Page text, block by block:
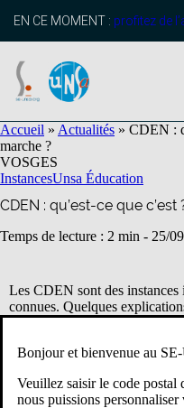
principal
EN CE MOMENT : profitez de
Accueil » Actualités » CDEN :
marche ?
VOSGES
InstancesUnsa Éducation
CDEN : qu’est-ce que
Temps de lecture : 2 min - 25/
Les CDEN sont des instances
connues. Quelques
Le conseil départemental de
consulté sur toute question
fonctionnement du service
département.
Bonjour et bienvenue au
Veuillez saisir le code postal
nous puissions personnaliser